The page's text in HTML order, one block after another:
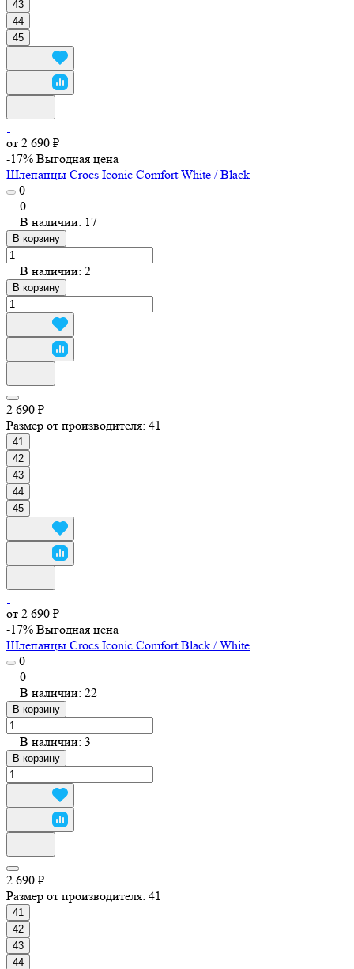
43
44
45
от 2 690 ₽
-17% Выгодная цена
Шлепанцы Crocs Iconic Comfort White / Black
0
0
В наличии: 17
В корзину
В наличии: 2
В корзину
2 690 ₽
Размер от производителя: 41
41
42
43
44
45
от 2 690 ₽
-17% Выгодная цена
Шлепанцы Crocs Iconic Comfort Black / White
0
0
В наличии: 22
В корзину
В наличии: 3
В корзину
2 690 ₽
Размер от производителя: 41
41
42
43
44